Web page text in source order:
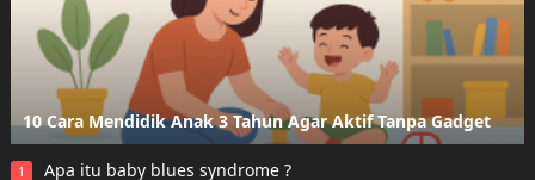
10 Cara Mendidik Anak 3 Tahun Agar Aktif Tanpa Gadget
1 Apa itu baby blues syndrome ?